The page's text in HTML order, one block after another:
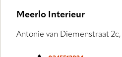
Meerlo Interieur
Antonie van Diemenstraat